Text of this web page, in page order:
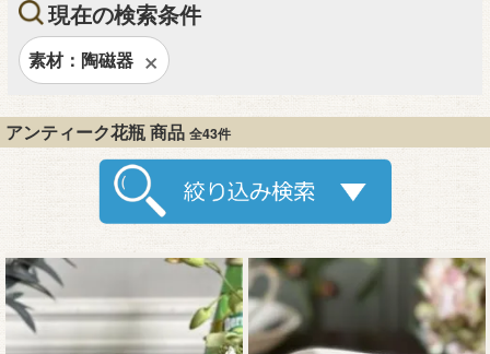
現在の検索条件
素材：陶磁器
アンティーク花瓶 商品 全43件